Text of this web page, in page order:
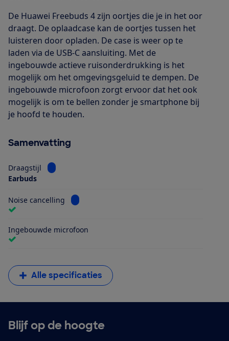
De Huawei Freebuds 4 zijn oortjes die je in het oor
draagt. De oplaadcase kan de oortjes tussen het
luisteren door opladen. De case is weer op te
laden via de USB-C aansluiting. Met de
ingebouwde actieve ruisonderdrukking is het
mogelijk om het omgevingsgeluid te dempen. De
ingebouwde microfoon zorgt ervoor dat het ook
mogelijk is om te bellen zonder je smartphone bij
je hoofd te houden.
Samenvatting
Draagstijl
Bekijk informatie voor Draagstijl
Earbuds
Noise cancelling Bekijk informatie voor Noise cancelling
Ingebouwde microfoon
Alle specificaties
Blijf op de hoogte